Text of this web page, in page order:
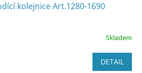
kolejnice Art.1280-1690
Skladem
DETAIL